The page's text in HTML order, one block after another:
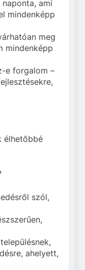
ami
mindenképp
meg
mindenképp
e forgalom –
élhetőbbé
szól,
ahelyett,